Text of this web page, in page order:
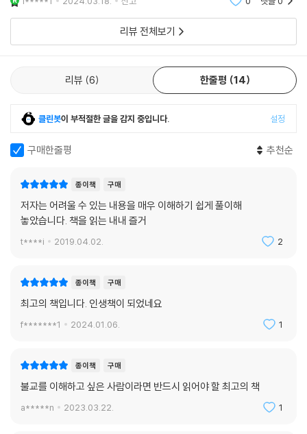
학이라고 할 수 있다.
다 보면 내용이 너무
리뷰 전체보기
리뷰 6 한줄평 14
클린봇이 부적절한 글을 감지 중입니다. 설정
구매한줄평 추천순
종이책 구매
저자는 어려울 수 있는 내용을 매우 이해하기 쉽게 풀이해
놓았습니다. 책을 읽는 내내 즐거
t****i 2019.04.02. 2
종이책 구매
최고의 책입니다. 인생책이 되었네요
f*******1 2024.01.06. 1
종이책 구매
불교를 이해하고 싶은 사람이라면 반드시 읽어야 할 최고의 책
a*****n 2023.03.22. 1